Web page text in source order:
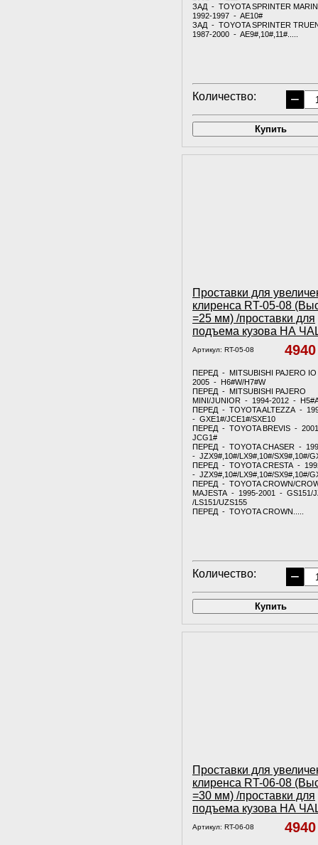
ЗАД - TOYOTA SPRINTER
1992-1997 - AE10#
ЗАД - TOYOTA SPRINTER
1987-2000 - AE9#,10#,11#.....
Количество: −
Купить
Проставки для
клиренса RT-05-08
=25 мм) /проставки для
подъема кузова НА
Артикул: RT-05-08
ПЕРЕД - MITSUBISHI PAJERO
2005 - H6#W/H7#W
ПЕРЕД - MITSUBISHI PAJERO
MINI/JUNIOR - 1994-2012 -
ПЕРЕД - TOYOTA ALTEZZA -
- GXE1#/JCE1#/SXE10
ПЕРЕД - TOYOTA BREVIS -
JCG1#
ПЕРЕД - TOYOTA CHASER -
- JZX9#,10#/LX9#,10#/SX9#,10#/
ПЕРЕД - TOYOTA CRESTA -
- JZX9#,10#/LX9#,10#/SX9#,10#/
ПЕРЕД - TOYOTA CROWN/
MAJESTA - 1995-2001 - GS151/
/LS151/UZS155
ПЕРЕД - TOYOTA CROWN.....
Количество: −
Купить
Проставки для
клиренса RT-06-08
=30 мм) /проставки для
подъема кузова НА
Артикул: RT-06-08